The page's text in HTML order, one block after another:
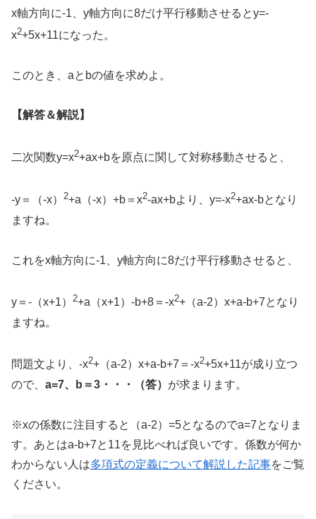
x軸方向に-1、y軸方向に8だけ平行移動させるとy=-
x2+5x+11になった。
このとき、aとbの値を求めよ。
【解答＆解説】
二次関数y=x2+ax+bを原点に関して対称移動させると、
-y＝（-x） 2+a（-x）+b＝x2-ax+bより、y=-x2+ax-bとなり
ますね。
これをx軸方向に-1、y軸方向に8だけ平行移動させると、
y＝-（x+1） 2+a（x+1）-b+8＝-x2+（a-2）x+a-b+7となり
ますね。
問題文より、-x2+（a-2）x+a-b+7＝-x2+5x+11が成り立つ
ので、 a=7、b＝3・・・（答） が求まります。
※xの係数に注目すると（a-2）=5となるのでa=7となりま
す。あとはa-b+7と11を見比べれば良いです。係数が何か
わからない人は多項式の定義について解説した記事をご覧
ください。